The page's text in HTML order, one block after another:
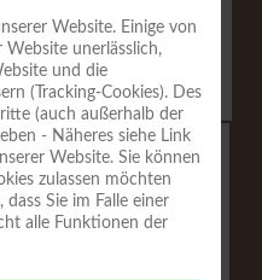
Website. Einige von
unerlässlich,
und die
(Tracking-Cookies). Des
(auch außerhalb der
- Näheres siehe Link
Website. Sie können
zulassen möchten
Sie im Falle einer
alle Funktionen der